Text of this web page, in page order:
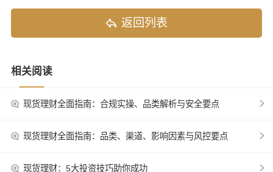
返回列表
相关阅读
现货理财全面指南：合规实操、品类解析与安全要点
现货理财全面指南：品类、渠道、影响因素与风控要点
现货理财：5大投资技巧助你成功